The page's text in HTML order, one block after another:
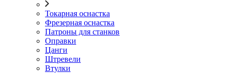
Токарная оснастка
Фрезерная оснастка
Патроны для станков
Оправки
Цанги
Штревели
Втулки